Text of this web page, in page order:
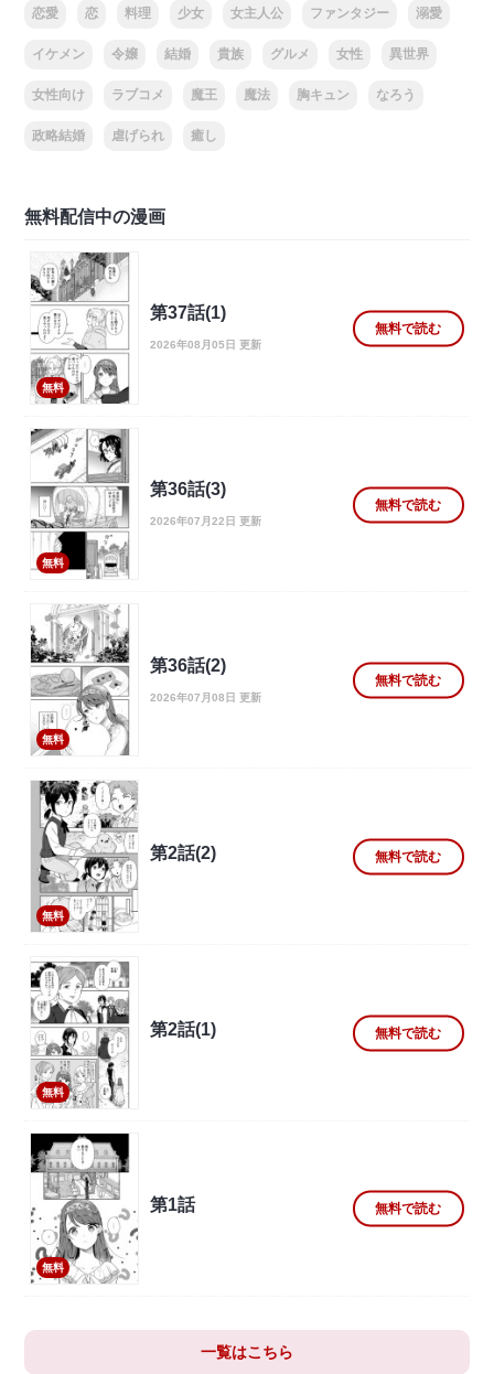
恋愛 恋 料理 少女 女主人公 ファンタジー 溺愛
イケメン 令嬢 結婚 貴族 グルメ 女性 異世界
女性向け ラブコメ 魔王 魔法 胸キュン なろう
政略結婚 虐げられ 癒し
無料配信中の漫画
無料
第37話(1)
2026年08月05日 更新
無料で読む
無料
第36話(3)
2026年07月22日 更新
無料で読む
無料
第36話(2)
2026年07月08日 更新
無料で読む
無料
第2話(2) 無料で読む
無料
第2話(1) 無料で読む
無料
第1話 無料で読む
一覧はこちら